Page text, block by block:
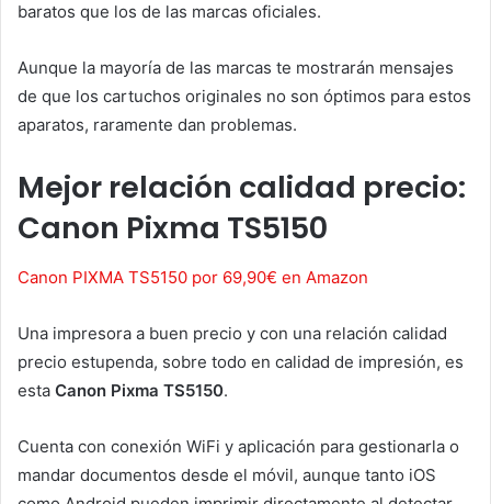
baratos que los de las marcas oficiales.
Aunque la mayoría de las marcas te mostrarán mensajes
de que los cartuchos originales no son óptimos para estos
aparatos, raramente dan problemas.
Mejor relación calidad precio:
Canon Pixma TS5150
Canon PIXMA TS5150 por 69,90€ en Amazon
Una impresora a buen precio y con una relación calidad
precio estupenda, sobre todo en calidad de impresión, es
esta Canon Pixma TS5150.
Cuenta con conexión WiFi y aplicación para gestionarla o
mandar documentos desde el móvil, aunque tanto iOS